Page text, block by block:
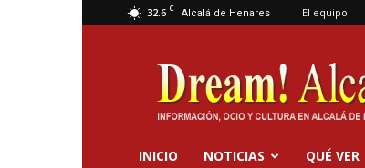
32.6 C Alcalá de Henares El equipo
Dream
Alcalá
INICIO NOTICIAS QUÉ VER